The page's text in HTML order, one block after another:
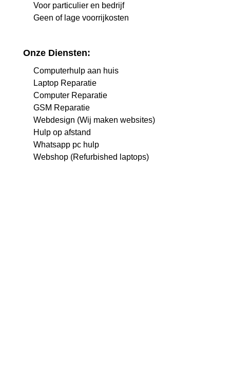
Voor particulier en bedrijf
Geen of lage voorrijkosten
Onze Diensten:
Computerhulp aan huis
Laptop Reparatie
Computer Reparatie
GSM Reparatie
Webdesign (Wij maken websites)
Hulp op afstand
Whatsapp pc hulp
Webshop (Refurbished laptops)